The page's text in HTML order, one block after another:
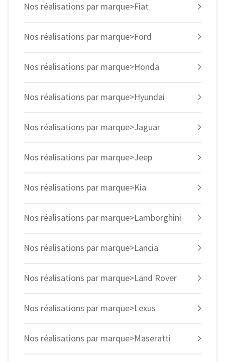
Nos réalisations par marque>Fiat
Nos réalisations par marque>Ford
Nos réalisations par marque>Honda
Nos réalisations par marque>Hyundai
Nos réalisations par marque>Jaguar
Nos réalisations par marque>Jeep
Nos réalisations par marque>Kia
Nos réalisations par marque>Lamborghini
Nos réalisations par marque>Lancia
Nos réalisations par marque>Land Rover
Nos réalisations par marque>Lexus
Nos réalisations par marque>Maseratti